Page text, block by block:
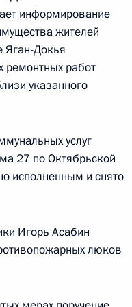
приёма в режиме
Российской
личного приёма
проведённого
Андреем Яриным
информирование
жителей
Яган-Докья
ремонтных работ
указанного
услуг
27 по Октябрьской
исполненным и снято
Игорь Асабин
люков